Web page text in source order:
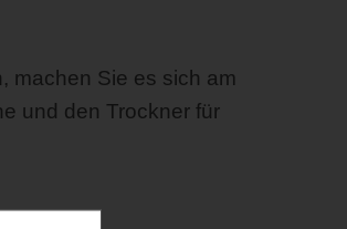
machen Sie es sich am
und den Trockner für